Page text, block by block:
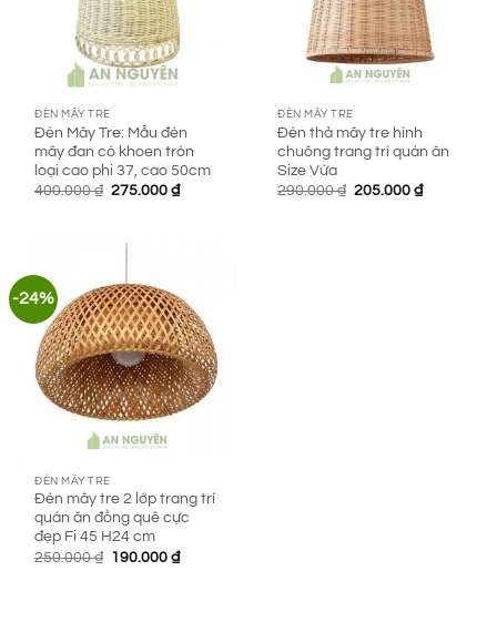
ĐÈN MÂY TRE
Đèn Mây Tre: Mẫu đèn
mây đan có khoen tròn
loại cao phi 37, cao 50cm
400.000₫ Giá
275.000₫Giá
ĐÈN MÂY TRE
Đèn thả mây tre hình
chuông trang trí quán ăn
Size Vừa
290.000₫ Giá
205.000₫Giá
-24%
ĐÈN MÂY TRE
Đèn mây tre 2 lớp trang trí
quán ăn đồng quê cực
đẹp Fi 45 H24 cm
250.000₫ Giá
190.000₫Giá